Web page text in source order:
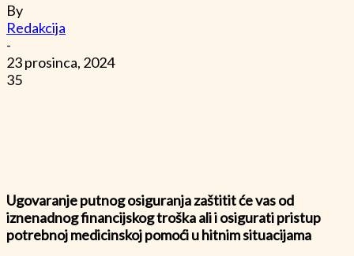
By
Redakcija
-
23 prosinca, 2024
35
Ugovaranje putnog osiguranja zaštitit će vas od
iznenadnog financijskog troška ali i osigurati pristup
potrebnoj medicinskoj pomoći u hitnim situacijama